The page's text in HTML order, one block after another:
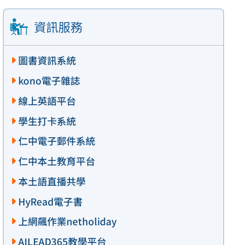
資訊服務
圖書資訊系統
kono電子雜誌
線上英語平台
學生打卡系統
仁中電子郵件系統
仁中本土教育平台
本土語直播共學
HyRead電子書
上網飆作業netholiday
AILEAD365教學平台